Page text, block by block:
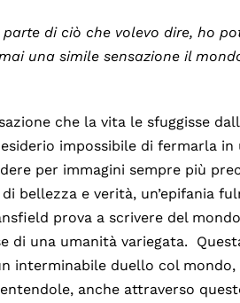
di ciò che volevo dire, ho
una simile sensazione il
che la vita le sfuggisse
impossibile di fermarla in
per immagini sempre più
bellezza e verità, un’epifania
prova a scrivere del
di una umanità variegata.
interminabile duello col
anche attraverso